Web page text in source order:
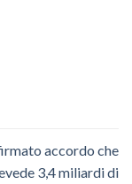
accordo che
3,4 miliardi di